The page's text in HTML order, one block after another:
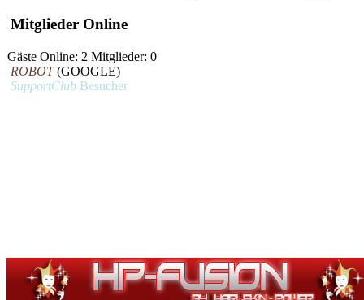
Mitglieder Online
Gäste Online: 2 Mitglieder: 0
ROBOT(GOOGLE)
SupportClub Besucher